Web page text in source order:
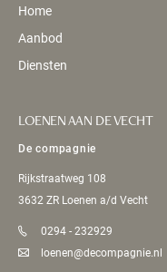
Home
Aanbod
Diensten
LOENEN AAN DE VECHT
De compagnie
Rijkstraatweg 108
3632 ZR Loenen a/d Vecht
0294 - 232929
loenen@decompagnie.nl